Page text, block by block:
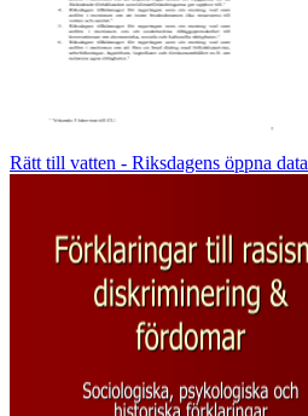
Rätt till vatten - Riksdagens öppna data